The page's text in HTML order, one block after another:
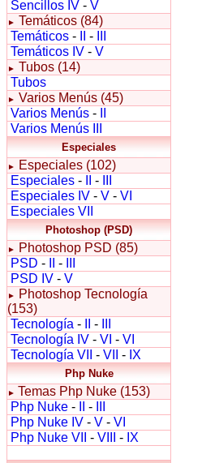
Sencillos IV - V
► Temáticos (84)
Temáticos - -
Temáticos IV - V
► Tubos (14)
Tubos
► Varios Menús (45)
Varios Menús -
Varios Menús III
Especiales
►
Especiales (102)
Especiales - -
Especiales IV - V - VI
Especiales VII
Photoshop (PSD)
►
Photoshop PSD (85)
PSD - -
PSD IV - V
►
Photoshop Tecnología
(153)
Tecnología - -
Tecnología IV - VI - VI
Tecnología VII
- VII - IX
Php Nuke
► Temas Php Nuke (153)
Php Nuke - -
Php Nuke IV - V - VI
Php Nuke VII
- VIII - IX